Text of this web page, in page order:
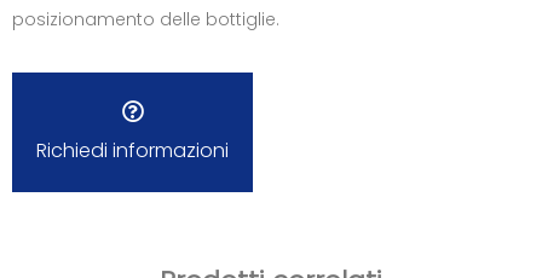
posizionamento delle bottiglie.
Richiedi informazioni